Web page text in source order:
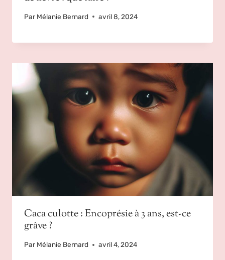
Par Mélanie Bernard avril 8, 2024
Caca culotte : Encoprésie à 3 ans, est-ce
grâve ?
Par Mélanie Bernard avril 4, 2024